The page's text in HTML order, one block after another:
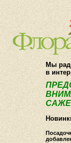
Мы
в